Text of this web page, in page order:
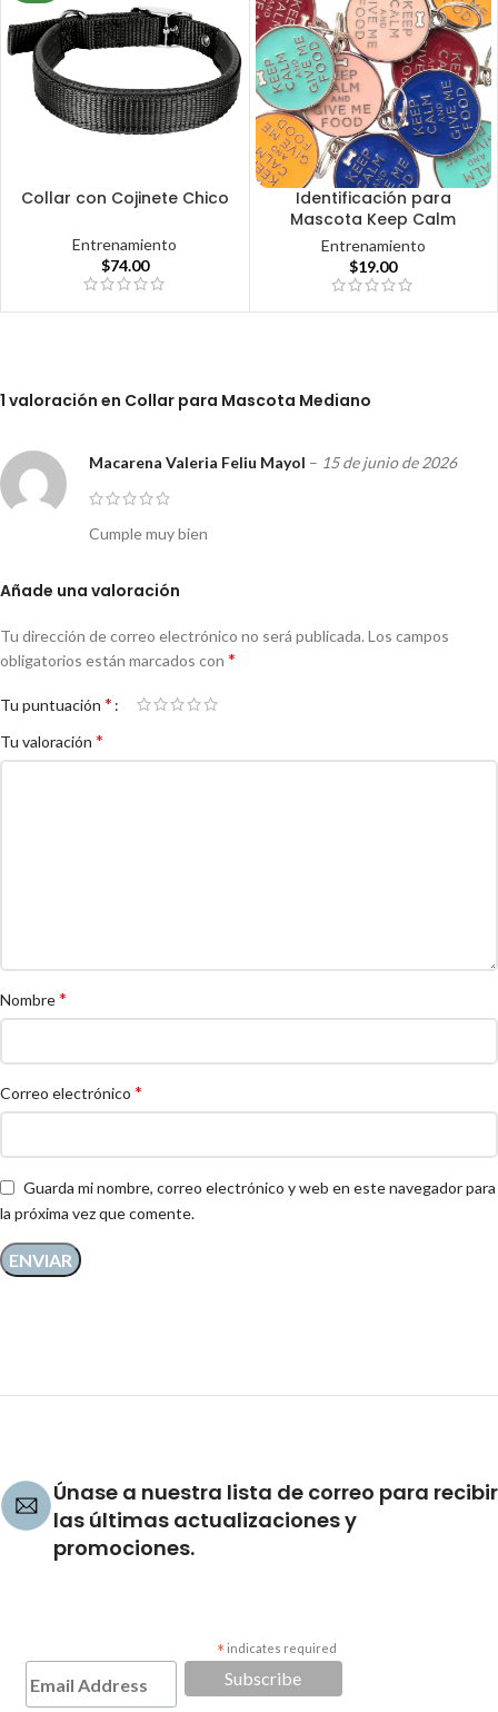
Collar con Cojinete Chico
Entrenamiento
$74.00
Identificación para
Mascota Keep Calm
Entrenamiento
$19.00
1 valoración en Collar para Mascota Mediano
Macarena Valeria Feliu Mayol – 15 de junio de 2026
Cumple muy bien
Añade una valoración
Tu dirección de correo electrónico no será publicada. Los campos
obligatorios están marcados con *
Tu puntuación *
Tu valoración *
Nombre*
Correo electrónico *
Guarda mi nombre, correo electrónico y web en este navegador para
la próxima vez que comente.
Únase a nuestra lista de correo para recibir
las últimas actualizaciones y
promociones.
* indicates required